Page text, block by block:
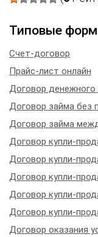
Типовые
Счет-договор
Прайс-лист онлайн
Договор денежного
Договор займа без
Договор займа
Договор купли-
Договор купли-
Договор купли-
Договор купли-
Договор купли-
Договор оказания